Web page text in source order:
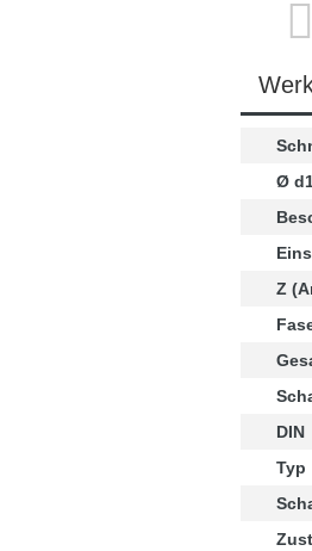
Ø
Z
DIN
Typ